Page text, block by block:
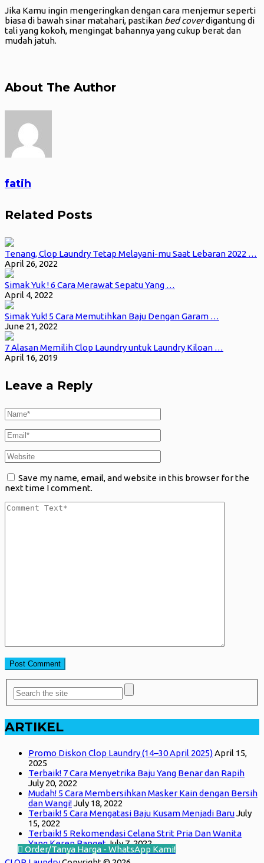
Jika Kamu ingin mengeringkan dengan cara menjemur seperti
biasa di bawah sinar matahari, pastikan bed coverdigantung di
tali yang kokoh, mengingat bahannya yang cukup berat dan
mudah jatuh.
About The Author
fatih
Related Posts
Tenang, Clop Laundry Tetap Melayani-mu Saat Lebaran 2022 …
April 26, 2022
Simak Yuk ! 6 Cara Merawat Sepatu Yang …
April 4, 2022
Simak Yuk! 5 Cara Memutihkan Baju Dengan Garam …
June 21, 2022
7 Alasan Memilih Clop Laundry untuk Laundry Kiloan …
April 16, 2019
Leave a Reply
Save my name, email, and website in this browser for the
next time I comment.
ARTIKEL
Promo Diskon Clop Laundry (14–30 April 2025)April 15,
2025
Terbaik! 7 Cara Menyetrika Baju Yang Benar dan Rapih
July 20, 2022
Mudah! 5 Cara Membersihkan Masker Kain dengan Bersih
dan Wangi!July 18, 2022
Terbaik! 5 Cara Mengatasi Baju Kusam Menjadi BaruJuly
15, 2022
Terbaik! 5 Rekomendasi Celana Strit Pria Dan Wanita
Yang Keren BangetJuly 7, 2022
Order/Tanya Harga - WhatsApp Kami!